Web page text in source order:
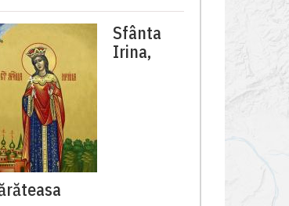
Sfânta
Irina,